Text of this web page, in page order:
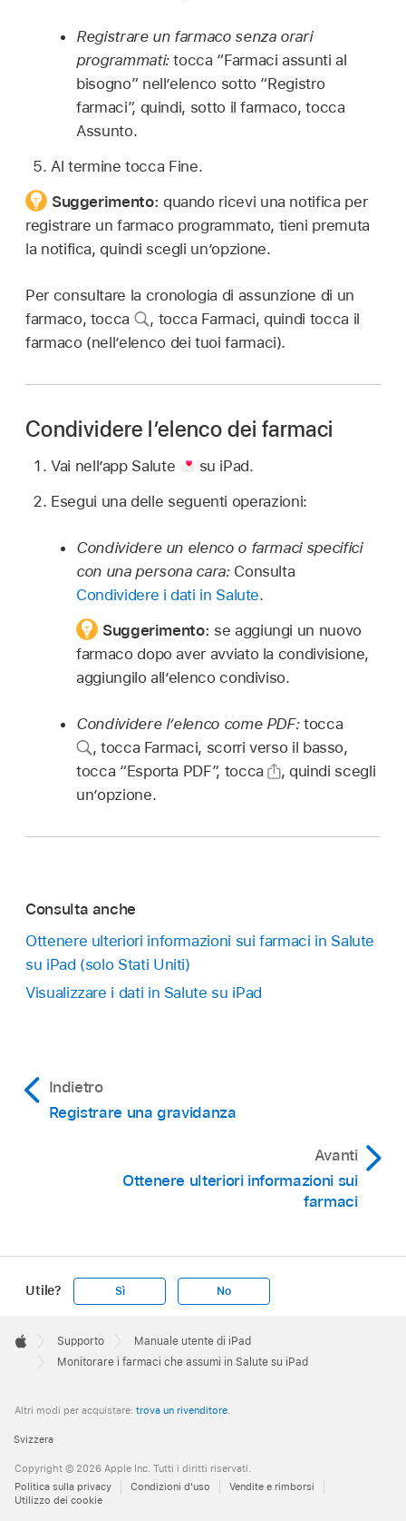
Registrare un farmaco senza orari
programmati:tocca “Farmaci assunti al
bisogno” nell’elenco sotto “Registro
farmaci”, quindi, sotto il farmaco, tocca
Assunto.
Al termine tocca Fine.
Suggerimento: quando ricevi una notifica per
registrare un farmaco programmato, tieni premuta
la notifica, quindi scegli un’opzione.
Per consultare la cronologia di assunzione di un
farmaco, tocca
, tocca Farmaci, quindi tocca il
farmaco (nell’elenco dei tuoi farmaci).
Condividere l’elenco dei farmaci
Vai nell’app Salute
su iPad.
Esegui una delle seguenti operazioni:
Condividere un elenco o farmaci specifici
con una persona cara: Consulta
Condividere i dati in Salute.
Suggerimento: se aggiungi un nuovo
farmaco dopo aver avviato la condivisione,
aggiungilo all’elenco condiviso.
Condividere l’elenco come PDF:tocca
, tocca Farmaci, scorri verso il basso,
tocca “Esporta PDF”, tocca
, quindi scegli
un’opzione.
Consulta anche
Ottenere ulteriori informazioni sui farmaci in Salute
su iPad (solo Stati Uniti)
Visualizzare i dati in Salute su iPad
Indietro
Registrare una gravidanza
Avanti
Ottenere ulteriori informazioni sui
farmaci
Utile? Sì No
Footer

Apple
Supporto
Manuale utente di iPad
Monitorare i farmaci che assumi in Salute su iPad
Altri modi per acquistare: trova un rivenditore.
Svizzera
Copyright © 2026 Apple Inc. Tutti i diritti riservati.
Politica sulla privacy
Condizioni d'uso
Vendite e rimborsi
Utilizzo dei cookie